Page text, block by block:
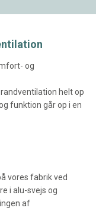
og
helt op
funktion går op i en
vores fabrik ved
i alu-svejs og
af